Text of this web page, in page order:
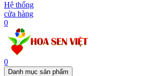
Hệ thống
cửa hàng
0
0
Danh mục sản phẩm